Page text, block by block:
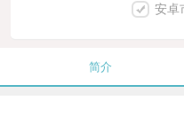
安卓
简介